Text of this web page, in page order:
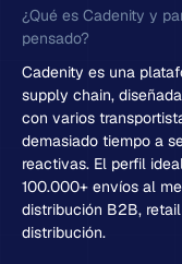
¿Qué es Cadenity y
pensado?
Cadenity es una
supply chain,
con varios
demasiado tiempo a
reactivas. El perfil
100.000+ envíos al
distribución B2B,
distribución.